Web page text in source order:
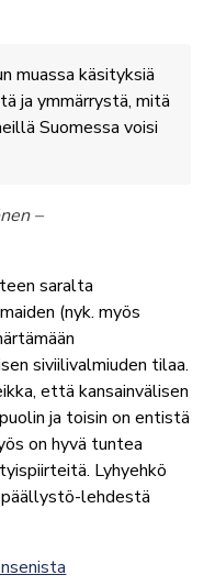
muassa käsityksiä
ja ymmärrystä, mitä
Suomessa voisi
–
saralta
(nyk. myös
siviilivalmiuden tilaa.
että kansainvälisen
ja toisin on entistä
on hyvä tuntea
Lyhyehkö
lehdestä